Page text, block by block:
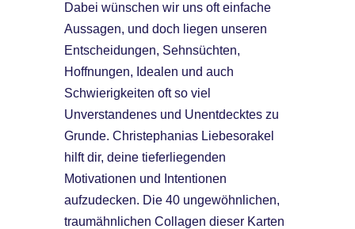
Dabei wünschen wir uns oft einfache
Aussagen, und doch liegen unseren
Entscheidungen, Sehnsüchten,
Hoffnungen, Idealen und auch
Schwierigkeiten oft so viel
Unverstandenes und Unentdecktes zu
Grunde. Christephanias Liebesorakel
hilft dir, deine tieferliegenden
Motivationen und Intentionen
aufzudecken. Die 40 ungewöhnlichen,
traumähnlichen Collagen dieser Karten